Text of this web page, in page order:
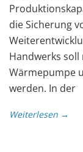
die Sicherung
Handwerks
Wärmepumpe
werden. In der
Weiterlesen →